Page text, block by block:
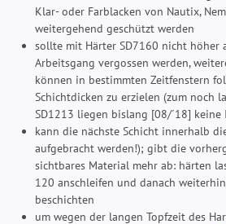
Klar- oder Farblacken von Nautix,
weitergehend geschützt werden
sollte mit Härter SD7160 nicht höher
Arbeitsgang vergossen werden,
können in bestimmten Zeitfenstern
Schichtdicken zu erzielen (zum noch
SD1213 liegen bislang [08/´18]
kann die nächste Schicht innerhalb
aufgebracht werden!); gibt die
sichtbares Material mehr ab: härten
120 anschleifen und danach
beschichten
um wegen der langen Topfzeit des